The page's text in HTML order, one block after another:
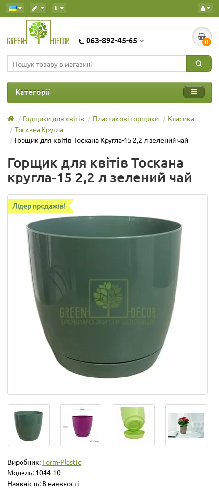
063-892-45-65 0
Категорії
Горщики для квітів Пластикові горщики
Класика
Тоскана Кругла
Горщик для квітів Тоскана Кругла-15 2,2 л зелений чай
Горщик для квітів Тоскана
кругла-15 2,2 л зелений чай
Лідер продажів!
Виробник: Form-Plastic
Модель: 1044-10
Наявність: В наявності